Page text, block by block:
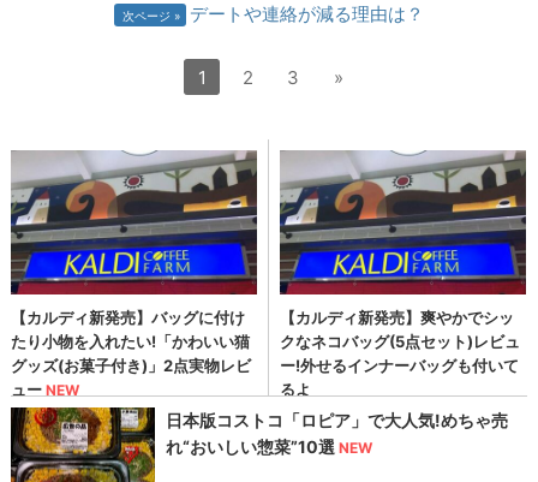
次ページ デートや連絡が減る理由は？
1 2 3 »